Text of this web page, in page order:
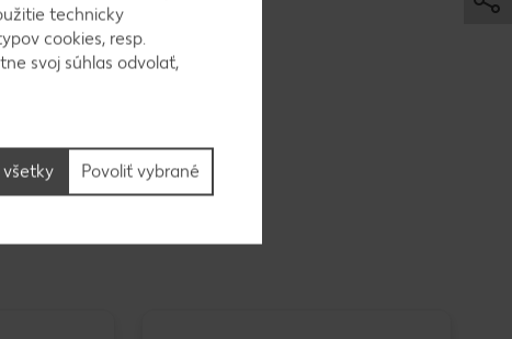
technicky
cookies, resp.
svoj súhlas odvolať,
Povoliť vybrané
všetky